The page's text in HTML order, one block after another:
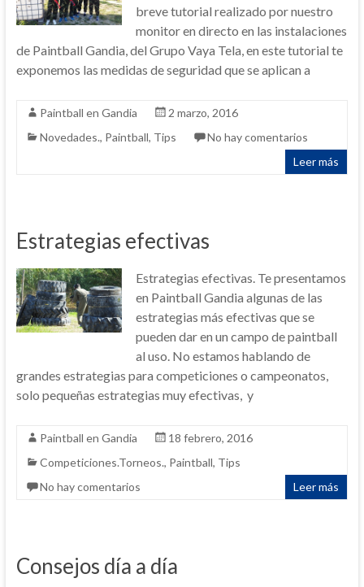
breve tutorial realizado por nuestro
monitor en directo en las instalaciones
de Paintball Gandia, del Grupo Vaya Tela, en este tutorial te
exponemos las medidas de seguridad que se aplican a
Paintball en Gandia
2 marzo, 2016
Novedades., Paintball, Tips
No hay comentarios
Leer más
Estrategias efectivas
Estrategias efectivas. Te presentamos
en Paintball Gandia algunas de las
estrategias más efectivas que se
pueden dar en un campo de paintball
al uso. No estamos hablando de
grandes estrategias para competiciones o campeonatos,
solo pequeñas estrategias muy efectivas, y
Paintball en Gandia
18 febrero, 2016
Competiciones.Torneos., Paintball, Tips
No hay comentarios
Leer más
Consejos día a día